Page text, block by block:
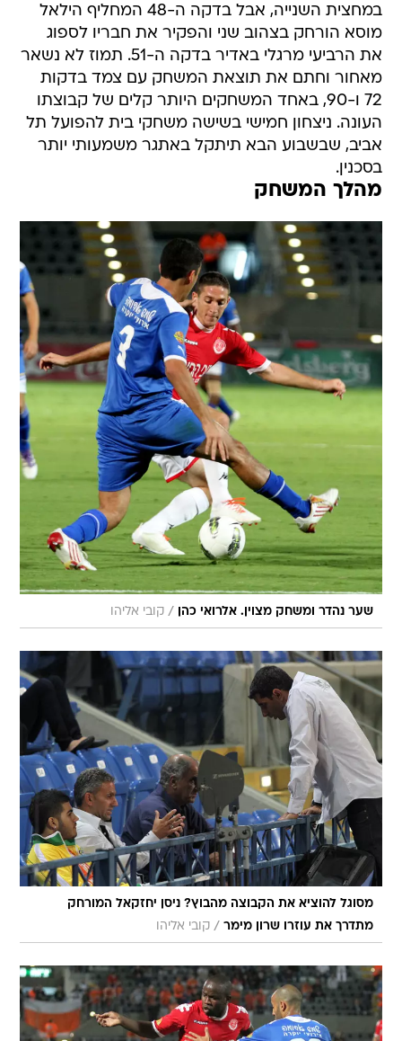
במחצית השנייה, אבל בדקה ה-48 המחליף הילאל
מוסא הורחק בצהוב שני והפקיר את חבריו לספוג
את הרביעי מרגלי באדיר בדקה ה-51. תמוז לא נשאר
מאחור וחתם את תוצאת המשחק עם צמד בדקות
72 ו-90, באחד המשחקים היותר קלים של קבוצתו
העונה. ניצחון חמישי בשישה משחקי בית להפועל תל
אביב, שבשבוע הבא תיתקל באתגר משמעותי יותר
בסכנין.
מהלך המשחק
שער נהדר ומשחק מצוין. אלרואי כהן / קובי אליהו
מסוגל להוציא את הקבוצה מהבוץ? ניסן יחזקאל המורחק
מתדרך את עוזרו שרון מימר / קובי אליהו